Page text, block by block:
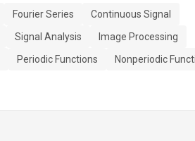
Fourier Series
Continuous Signal
Signal Analysis
Image Processing
Periodic Functions
Nonperiodic